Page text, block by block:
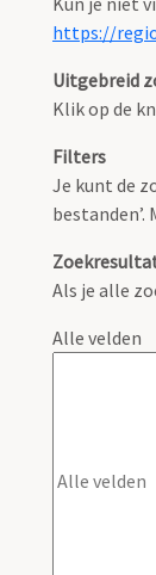
https://
Uitgebreid
Klik op de
Filters
Je kunt de
Als je alle
Alle velden